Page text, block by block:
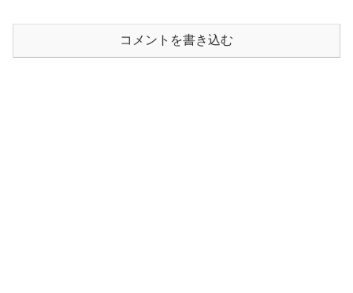
コメントを書き込む